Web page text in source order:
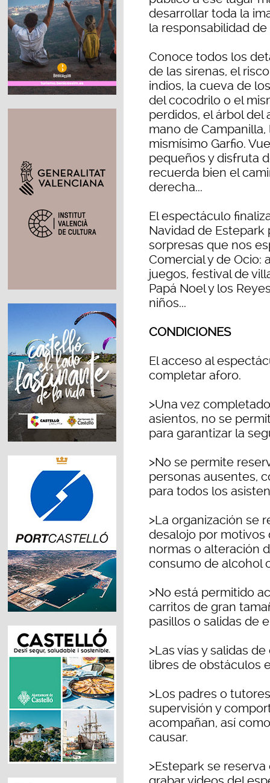
desarrollar toda la
la responsabilidad
Conoce todos los
de las sirenas, el
indios, la cueva de
del cocodrilo o el
perdidos, el árbol del
mano de
mismísimo Garfio.
pequeños y disfruta
recuerda bien el
derecha...
El espectáculo
Navidad de Estepark
sorpresas que nos
Comercial y de Ocio:
juegos, festival de
Papá Noel y los
niños...
CONDICIONES
El acceso al
completar aforo.
>Una vez
asientos, no se
para garantizar la
>No se permite
personas ausentes,
para todos los
>La organización se
desalojo por motivos
normas o alteración
consumo de alcohol
>No está permitido
carritos de gran
pasillos o salidas de
>Las vías y salidas
libres de obstáculos
>Los padres o
supervisión y
acompañan, así
causar.
>Estepark se